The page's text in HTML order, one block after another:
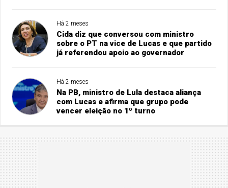
Há 2 meses
Cida diz que conversou com ministro
sobre o PT na vice de Lucas e que partido
já referendou apoio ao governador
Há 2 meses
Na PB, ministro de Lula destaca aliança
com Lucas e afirma que grupo pode
vencer eleição no 1º turno